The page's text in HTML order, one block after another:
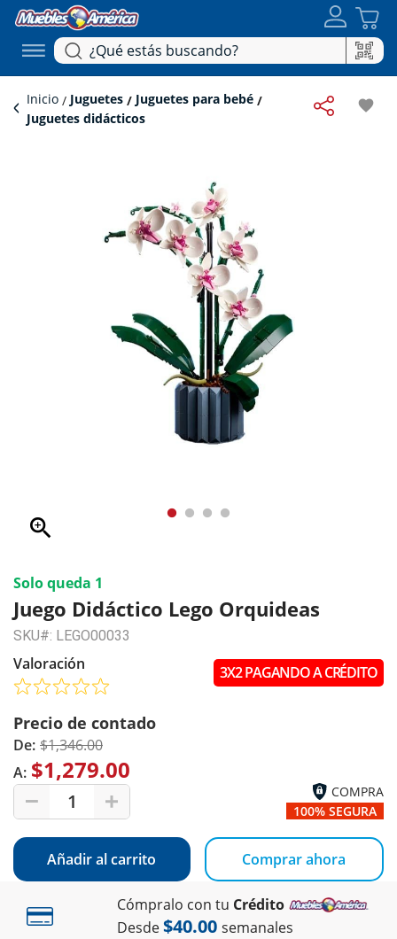
Inicio Juguetes
Juguetes para bebé
Juguetes didácticos
favorite
zoom_in
Solo queda 1
Juego Didáctico Lego Orquideas
SKU#: LEGO00033
Valoración
Precio de contado
De: $1,346.00
A: $1,279.00
1
3X2 PAGANDO A CRÉDITO
COMPRA
100% SEGURA
Añadir al carrito Comprar ahora
Cómpralo con tu Crédito
Desde$40.00 semanales